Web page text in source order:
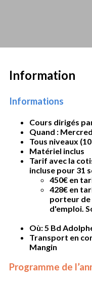
Information
Informations
Cours dirigés
Quand :
Tous niveaux
Matériel inclus
Tarif avec la
incluse pour 31
450€ en
428€ en
porteur de
d'emploi.
Où: 5 Bd
Transport en
Mangin
Programme de